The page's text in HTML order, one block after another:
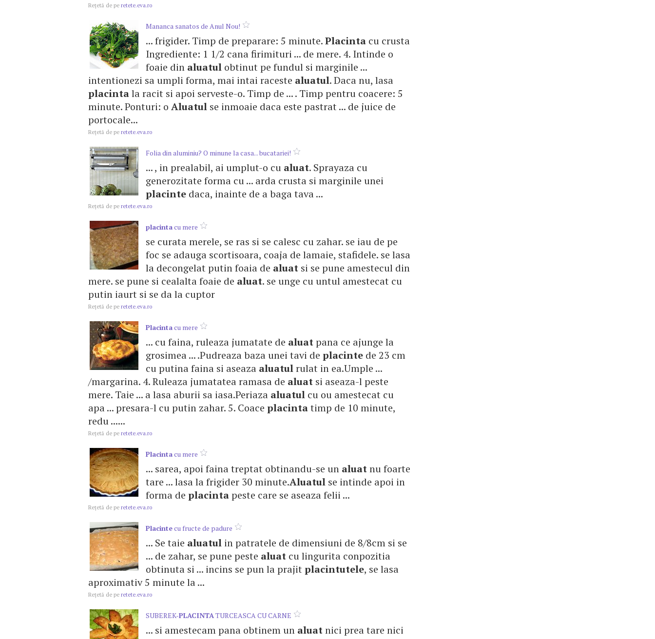
Reţetă de pe retete.eva.ro
Mananca sanatos de Anul Nou!
... frigider. Timp de preparare: 5 minute.Placinta cu crusta
Ingrediente: 1 1/2 cana firimituri ... de mere. 4. Intinde o
foaie din aluatul obtinut pe fundul si marginile ...
intentionezi sa umpli forma, mai intai raceste aluatul. Daca nu, lasa
placintala racit si apoi serveste-o. Timp de ... . Timp pentru coacere: 5
minute. Ponturi: o Aluatul se inmoaie daca este pastrat ... de juice de
portocale...
Reţetă de pe retete.eva.ro
Folia din aluminiu? O minune la casa... bucatariei!
... , in prealabil, ai umplut-o cu aluat. Sprayaza cu
generozitate forma cu ... arda crusta si marginile unei
placinte daca, inainte de a baga tava ...
Reţetă de pe retete.eva.ro
placintacu mere
se curata merele, se ras si se calesc cu zahar. se iau de pe
foc se adauga scortisoara, coaja de lamaie, stafidele. se lasa
la decongelat putin foaia de aluat si se pune amestecul din
mere. se pune si cealalta foaie de aluat. se unge cu untul amestecat cu
putin iaurt si se da la cuptor
Reţetă de pe retete.eva.ro
Placintacu mere
... cu faina, ruleaza jumatate de aluatpana ce ajunge la
grosimea ... .Pudreaza baza unei tavi de placinte de 23 cm
cu putina faina si aseaza aluatulrulat in ea.Umple ...
/margarina. 4. Ruleaza jumatatea ramasa de aluat si aseaza-l peste
mere. Taie ... a lasa aburii sa iasa.Periaza aluatul cu ou amestecat cu
apa ... presara-l cu putin zahar. 5. Coace placintatimp de 10 minute,
redu ......
Reţetă de pe retete.eva.ro
Placintacu mere
... sarea, apoi faina treptat obtinandu-se un aluatnu foarte
tare ... lasa la frigider 30 minute.Aluatul se intinde apoi in
forma de placintapeste care se aseaza felii ...
Reţetă de pe retete.eva.ro
Placintecu fructe de padure
... Se taie aluatul in patratele de dimensiuni de 8/8cm si se
... de zahar, se pune peste aluat cu lingurita conpozitia
obtinuta si ... incins se pun la prajitplacintutele, se lasa
aproximativ 5 minute la ...
Reţetă de pe retete.eva.ro
SUBEREK-PLACINTATURCEASCA CU CARNE
... si amestecam pana obtinem un aluatnici prea tare nici